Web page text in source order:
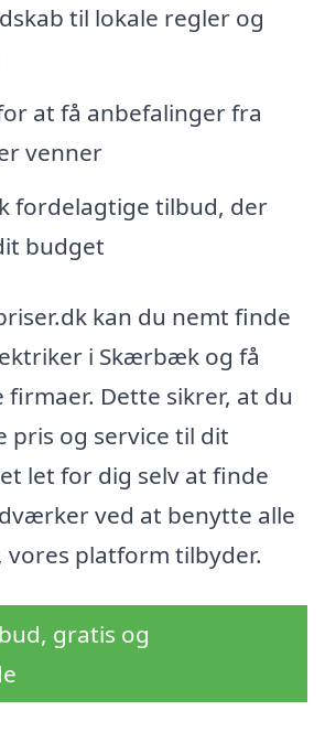
til lokale regler og
at få anbefalinger fra
venner
fordelagtige tilbud, der
budget
kan du nemt finde
i Skærbæk og få
Dette sikrer, at du
pris og service til dit
let for dig selv at finde
ved at benytte alle
vores platform tilbyder.
gratis og